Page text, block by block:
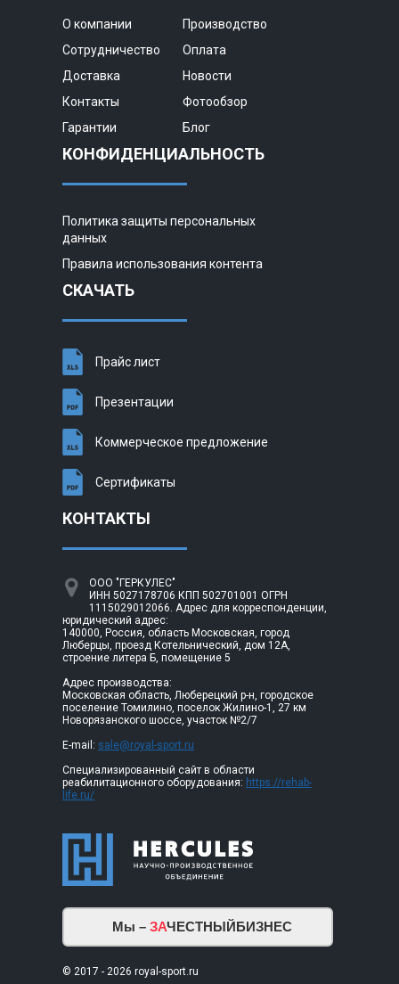
О компании
Производство
Сотрудничество
Оплата
Доставка
Новости
Контакты
Фотообзор
Гарантии
Блог
КОНФИДЕНЦИАЛЬНОСТЬ
Политика защиты персональных
данных
Правила использования контента
СКАЧАТЬ
Прайс лист
Презентации
Коммерческое предложение
Сертификаты
КОНТАКТЫ
ООО "ГЕРКУЛЕС"
ИНН 5027178706 КПП 502701001 ОГРН
1115029012066. Адрес для корреспонденции,
юридический адрес:
140000, Россия, область Московская, город
Люберцы, проезд Котельнический, дом 12А,
строение литера Б, помещение 5
Адрес производства:
Московская область, Люберецкий р-н, городское
поселение Томилино, поселок Жилино-1, 27 км
Новорязанского шоссе, участок №2/7
E-mail: sale@royal-sport.ru
Специализированный сайт в области
реабилитационного оборудования: https://rehab-
life.ru/
Мы – ЗАЧЕСТНЫЙБИЗНЕС
© 2017 - 2026 royal-sport.ru